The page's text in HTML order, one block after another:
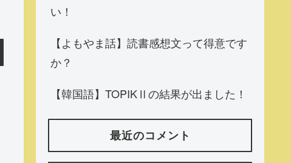
い！
【よもやま話】読書感想文って得意です
か？
【韓国語】TOPIKⅡの結果が出ました！
最近のコメント